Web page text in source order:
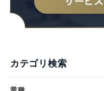
カテゴリ検索